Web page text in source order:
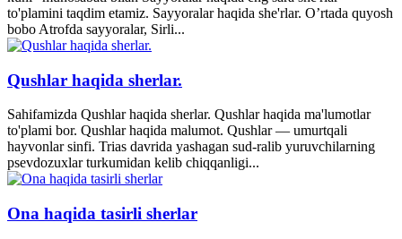
to'plamini taqdim etamiz. Sayyoralar haqida she'rlar. O’rtada quyosh
bobo Atrofda sayyoralar, Sirli...
Qushlar haqida sherlar.
Sahifamizda Qushlar haqida sherlar. Qushlar haqida ma'lumotlar
to'plami bor. Qushlar haqida malumot. Qushlar — umurtqali
hayvonlar sinfi. Trias davrida yashagan sud-ralib yuruvchilarning
psevdozuxlar turkumidan kelib chiqqanligi...
Ona haqida tasirli sherlar